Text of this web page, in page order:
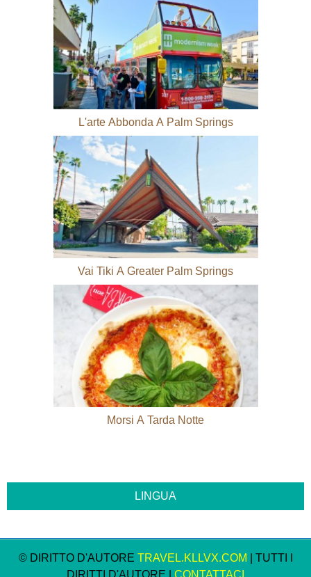
L'arte Abbonda A Palm Springs
Vai Tiki A Greater Palm Springs
Morsi A Tarda Notte
© DIRITTO D'AUTORE TRAVEL.KLLVX.COM | TUTTI I